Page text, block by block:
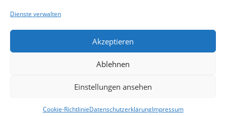
Dienste verwalten
Akzeptieren
Ablehnen
Einstellungen ansehen
Cookie-RichtlinieDatenschutzerklärungImpressum